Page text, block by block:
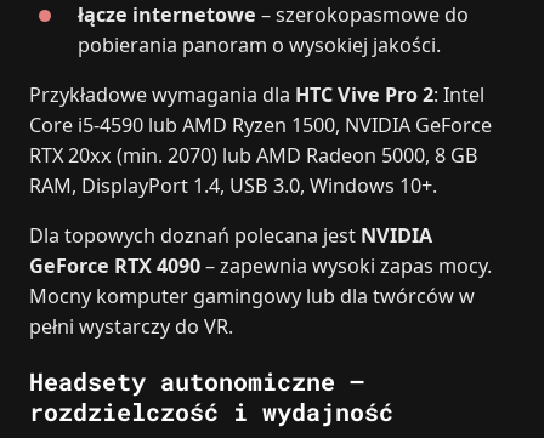
łącze internetowe – szerokopasmowe do
pobierania panoram o wysokiej jakości.
Przykładowe wymagania dla HTC Vive Pro 2: Intel
Core i5‑4590 lub AMD Ryzen 1500, NVIDIA GeForce
RTX 20xx (min. 2070) lub AMD Radeon 5000, 8 GB
RAM, DisplayPort 1.4, USB 3.0, Windows 10+.
Dla topowych doznań polecana jest NVIDIA
GeForce RTX 4090– zapewnia wysoki zapas mocy.
Mocny komputer gamingowy lub dla twórców w
pełni wystarczy do VR.
Headsety autonomiczne –
rozdzielczość i wydajność